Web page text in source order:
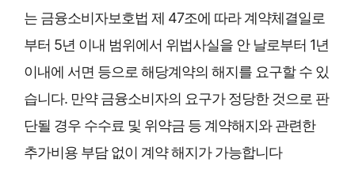
는 금융소비자보호법 제 47조에 따라 계약체결일로
부터 5년 이내 범위에서 위법사실을 안 날로부터 1년
이내에 서면 등으로 해당계약의 해지를 요구할 수 있
습니다. 만약 금융소비자의 요구가 정당한 것으로 판
단될 경우 수수료 및 위약금 등 계약해지와 관련한
추가비용 부담 없이 계약 해지가 가능합니다